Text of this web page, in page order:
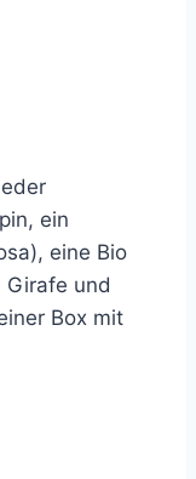
ein
eine Bio
Girafe und
Box mit